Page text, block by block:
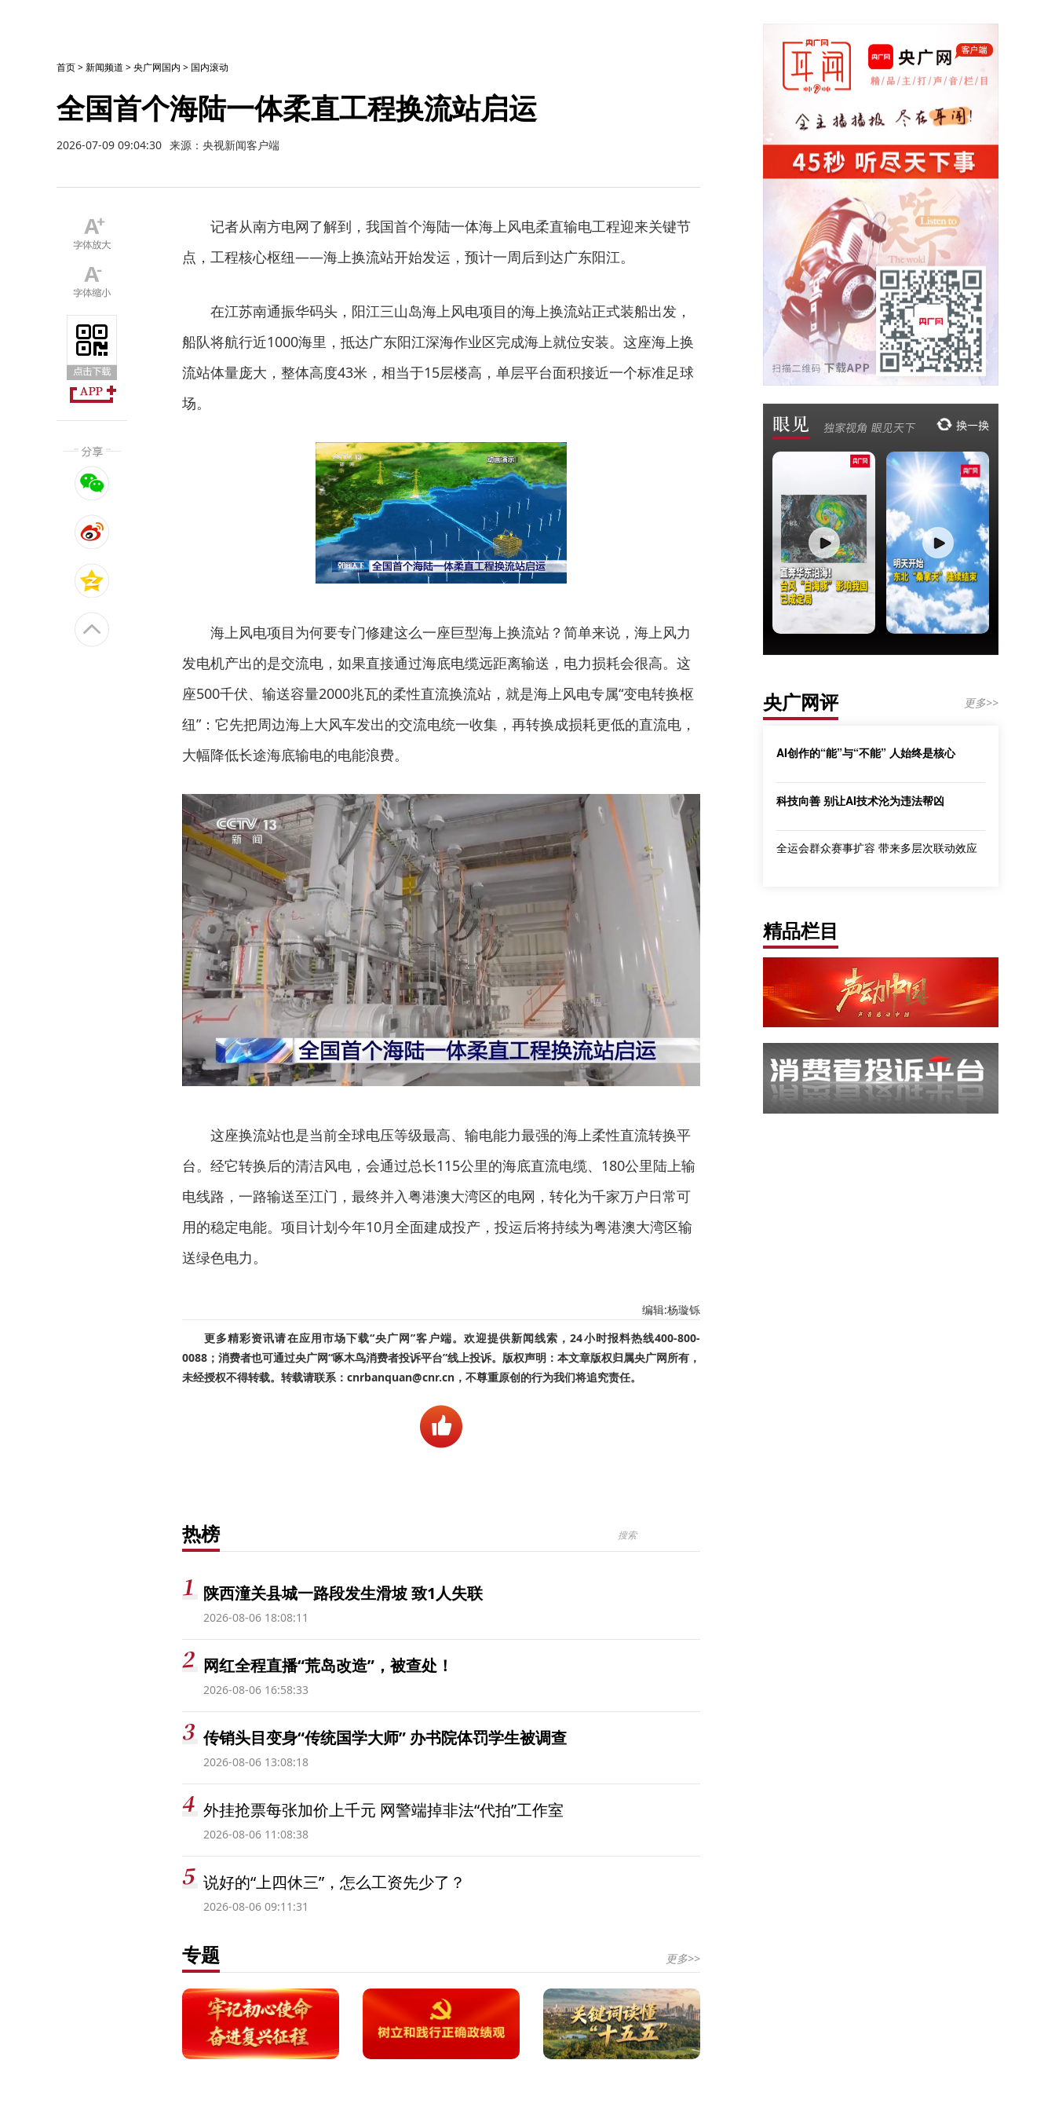
首页>新闻频道 >央广网国内 > 国内滚动
全国首个海陆一体柔直工程换流站启运
2026-07-09 09:04:30 来源：央视新闻客户端
记者从南方电网了解到，我国首个海陆一体海上风电柔直输电工程迎来关键节
点，工程核心枢纽——海上换流站开始发运，预计一周后到达广东阳江。
在江苏南通振华码头，阳江三山岛海上风电项目的海上换流站正式装船出发，
船队将航行近1000海里，抵达广东阳江深海作业区完成海上就位安装。这座海上换
流站体量庞大，整体高度43米，相当于15层楼高，单层平台面积接近一个标准足球
场。
海上风电项目为何要专门修建这么一座巨型海上换流站？简单来说，海上风力
发电机产出的是交流电，如果直接通过海底电缆远距离输送，电力损耗会很高。这
座500千伏、输送容量2000兆瓦的柔性直流换流站，就是海上风电专属“变电转换枢
纽”：它先把周边海上大风车发出的交流电统一收集，再转换成损耗更低的直流电，
大幅降低长途海底输电的电能浪费。
这座换流站也是当前全球电压等级最高、输电能力最强的海上柔性直流转换平
台。经它转换后的清洁风电，会通过总长115公里的海底直流电缆、180公里陆上输
电线路，一路输送至江门，最终并入粤港澳大湾区的电网，转化为千家万户日常可
用的稳定电能。项目计划今年10月全面建成投产，投运后将持续为粤港澳大湾区输
送绿色电力。
编辑:杨璇铄
更多精彩资讯请在应用市场下载“央广网”客户端。欢迎提供新闻线索，24小时报料热线400-800-
0088；消费者也可通过央广网“啄木鸟消费者投诉平台”线上投诉。版权声明：本文章版权归属央广网所有，
未经授权不得转载。转载请联系：cnrbanquan@cnr.cn，不尊重原创的行为我们将追究责任。
热榜
陕西潼关县城一路段发生滑坡 致1人失联
2026-08-06 18:08:11
网红全程直播“荒岛改造”，被查处！
2026-08-06 16:58:33
传销头目变身“传统国学大师” 办书院体罚学生被调查
2026-08-06 13:08:18
外挂抢票每张加价上千元 网警端掉非法“代拍”工作室
2026-08-06 11:08:38
说好的“上四休三”，怎么工资先少了？
2026-08-06 09:11:31
专题 更多>>
央广网评 更多>>
AI创作的“能”与“不能” 人始终是核心
科技向善 别让AI技术沦为违法帮凶
全运会群众赛事扩容 带来多层次联动效应
精品栏目